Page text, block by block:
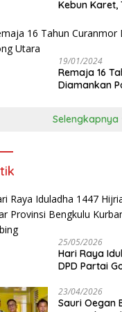
Kebun Karet,
19/01/2024
Remaja 16
Diamankan
Selengkapnya
25/05/2026
Hari Raya
DPD Partai
Kambing
23/04/2026
Sauri Oegan